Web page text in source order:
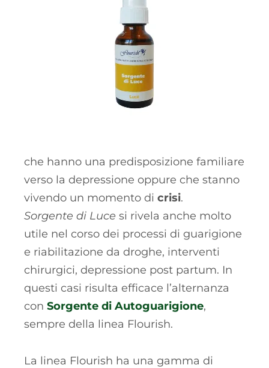
che hanno una predisposizione familiare
verso la depressione oppure che stanno
vivendo un momento di crisi.
Sorgente di Luce si rivela anche molto
utile nel corso dei processi di guarigione
e riabilitazione da droghe, interventi
chirurgici, depressione post partum. In
questi casi risulta efficace l’alternanza
con Sorgente di Autoguarigione,
sempre della linea Flourish.
La linea Flourish ha una gamma di